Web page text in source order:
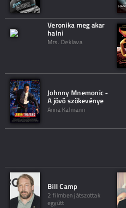
Veronika meg akar
halni
Mrs. Deklava
Johnny Mnemonic -
A jövő szökevénye
Anna Kalmann
Bill Camp
2 filmben játszottak
együtt